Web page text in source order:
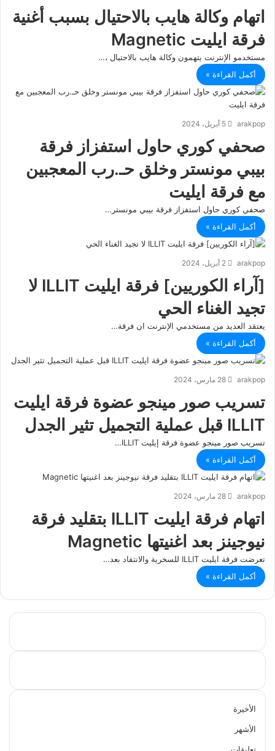
اتهام وكالة هايب بالاحتيال بسبب أغنية
فرقة ايليت Magnetic
مستخدمو الإنترنت يتهمون وكالة هايب بالاحتيال ،…
أكمل القراءة »
arakpop 5 أبريل، 2024
صحفي كوري حاول استفزاز فرقة
بيبي مونستر وخلق حـ.رب المعجبين
مع فرقة ايليت
صحفي كوري حاول استفزاز فرقة بيبي مونستر…
أكمل القراءة »
arakpop 2 أبريل، 2024
[آراء الكوريين] فرقة ايليت ILLIT لا
تجيد الغناء الحي
يعتقد العديد من مستخدمي الإنترنت ان فرقة…
أكمل القراءة »
arakpop 28 مارس، 2024
تسريب صور مينجو عضوة فرقة ايليت
ILLIT قبل عملية التجميل تثير الجدل
تسريب صور مينجو عضوة فرقة إيليت ILLIT…
أكمل القراءة »
arakpop 28 مارس، 2024
اتهام فرقة ايليت ILLIT بتقليد فرقة
نيوجينز بعد اغنيتها Magnetic
تعرضت فرقة ايليت ILLIT للسخرية والانتقاد بعد…
أكمل القراءة »
الأخيرة
الأشهر